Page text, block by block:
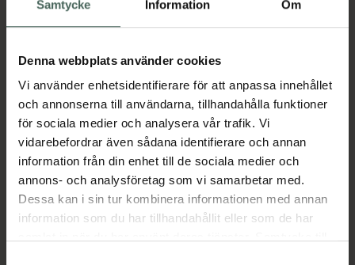
Samtycke Information Om
Denna webbplats använder cookies
Vi använder enhetsidentifierare för att anpassa innehållet
och annonserna till användarna, tillhandahålla funktioner
för sociala medier och analysera vår trafik. Vi
vidarebefordrar även sådana identifierare och annan
information från din enhet till de sociala medier och
annons- och analysföretag som vi samarbetar med.
Dessa kan i sin tur kombinera informationen med annan
information som du har tillhandahållit eller som de har
Aktuella erbjudanden
Beskrivning Dölj
EAN: 05712440023635